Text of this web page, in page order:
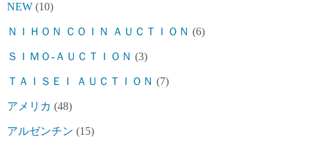
NEW (10)
ＮＩＨＯＮ ＣＯＩＮ ＡＵＣＴＩＯＮ (6)
ＳＩＭＯ-ＡＵＣＴＩＯＮ (3)
ＴＡＩＳＥＩ ＡＵＣＴＩＯＮ (7)
アメリカ (48)
アルゼンチン (15)